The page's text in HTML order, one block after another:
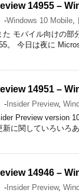
14955 –
-Windows 10 Mobile,
モバイル向けの部
。 今日は夜に
14951 –
- Insider Preview,
Preview version
新に関していろいろ
14946 –
- Insider Preview,